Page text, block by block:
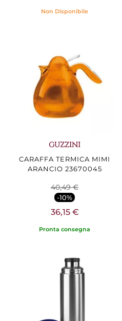
Non Disponibile
GUZZINI
CARAFFA TERMICA MIMI
ARANCIO 23670045
40,49 €
-10%
36,15 €
Pronta consegna